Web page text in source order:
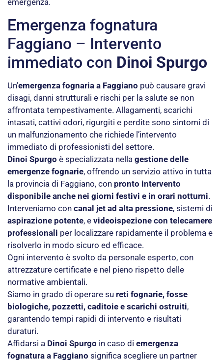
emergenza.
Emergenza fognatura
Faggiano – Intervento
immediato con Dinoi Spurgo
Un’emergenza fognaria a Faggiano può causare gravi
disagi, danni strutturali e rischi per la salute se non
affrontata tempestivamente. Allagamenti, scarichi
intasati, cattivi odori, rigurgiti e perdite sono sintomi di
un malfunzionamento che richiede l’intervento
immediato di professionisti del settore.
Dinoi Spurgo è specializzata nella gestione delle
emergenze fognarie, offrendo un servizio attivo in tutta
la provincia di Faggiano, con pronto intervento
disponibile anche nei giorni festivi e in orari notturni.
Interveniamo con canal jet ad alta pressione, sistemi di
aspirazione potente, e videoispezione con telecamere
professionali per localizzare rapidamente il problema e
risolverlo in modo sicuro ed efficace.
Ogni intervento è svolto da personale esperto, con
attrezzature certificate e nel pieno rispetto delle
normative ambientali.
Siamo in grado di operare su reti fognarie, fosse
biologiche, pozzetti, caditoie e scarichi ostruiti,
garantendo tempi rapidi di intervento e risultati
duraturi.
Affidarsi a Dinoi Spurgo in caso di emergenza
fognatura a Faggiano significa scegliere un partner